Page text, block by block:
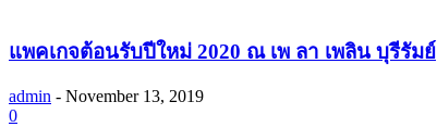
แพคเกจต้อนรับปีใหม่ 2020 ณ เพ ลา เพลิน บุรีรัมย์
admin - November 13, 2019
0